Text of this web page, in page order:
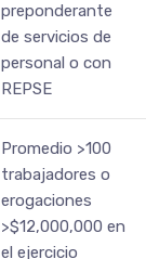
preponderante
de servicios de
personal o con
REPSE
Promedio >100
trabajadores o
erogaciones
>$12,000,000 en
el ejercicio